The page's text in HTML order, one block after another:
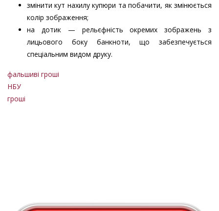
змінити кут нахилу купюри та побачити, як змінюється
колір зображення;
на дотик — рельєфність окремих зображень з
лицьового боку банкноти, що забезпечується
спеціальним видом друку.
фальшиві гроші
НБУ
гроші